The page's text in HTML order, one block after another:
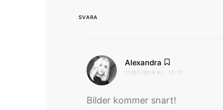
SVARA
Alexandra
11/07/2016 KL. 13:17
Bilder kommer snart!